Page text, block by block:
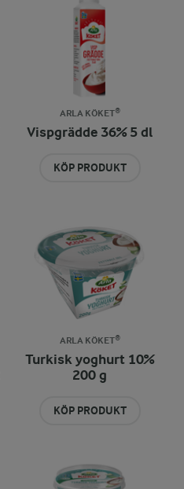
ARLA KÖKET®
Vispgrädde 36% 5 dl
KÖP PRODUKT
ARLA KÖKET®
Turkisk yoghurt 10%
200 g
KÖP PRODUKT